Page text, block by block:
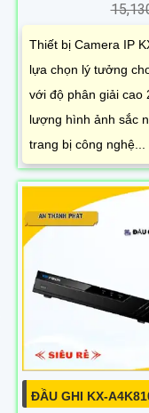
Thiết bị Camera IP
lựa chọn lý tưởng
với độ phân giải cao
lượng hình ảnh sắc
trang bị công nghệ...
ĐẦU GHI KX-